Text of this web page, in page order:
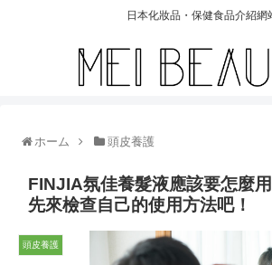
日本化妝品・保健食品介紹網
ホーム 頭皮養護
FINJIA氛佳養髮液應該要怎麼
先來檢查自己的使用方法吧！
頭皮養護